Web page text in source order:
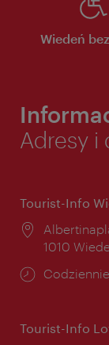
Wiedeń
Adresy i
Tourist-Info
Miejsce:
1010
Godziny
Tourist-Info